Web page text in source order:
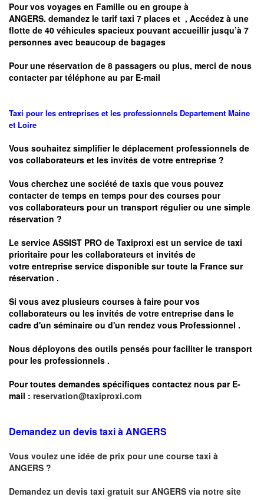
Pour vos voyages en Famille ou en groupe à
ANGERS. demandez le tarif taxi 7 places et , Accédez à une
flotte de 40 véhicules spacieux pouvant accueillir jusqu’à 7
personnes avec beaucoup de bagages
Pour une réservation de 8 passagers ou plus, merci de nous
contacter par téléphone au par E-mail
Taxi pour les entreprises et les professionnels Departement Maine
et Loire
Vous souhaitez simplifier le déplacement professionnels de
vos collaborateurs et les invités de votre entreprise ?
Vous cherchez une société de taxis que vous pouvez
contacter de temps en temps pour des courses pour
vos collaborateurs pour un transport régulierou une simple
réservation ?
Le service ASSIST PRO de Taxiproxi est un service de taxi
prioritaire pour les collaborateurs et invités de
votre entreprise service disponible sur toute la France sur
réservation .
Si vous avez plusieurs courses à faire pour vos
collaborateurs ou les invités de votre entreprise dans le
cadre d'un séminaire ou d'un rendez vous Professionnel .
Nous déployons des outils pensés pour faciliter le transport
pour les professionnels .
Pour toutes demandes spécifiques contactez nous par E-
mail : reservation@taxiproxi.com
Demandez un devis taxi à ANGERS
Vous voulez une idée de prix pour une course taxi à
ANGERS ?
Demandez un devis taxi gratuit surANGERS via notre site